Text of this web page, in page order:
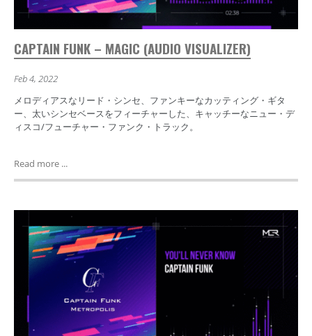
CAPTAIN FUNK – MAGIC (AUDIO VISUALIZER)
Feb 4, 2022
メロディアスなリード・シンセ、ファンキーなカッティング・ギタ
ー、太いシンセベースをフィーチャーした、キャッチーなニュー・デ
ィスコ/フューチャー・ファンク・トラック。
Read more ...